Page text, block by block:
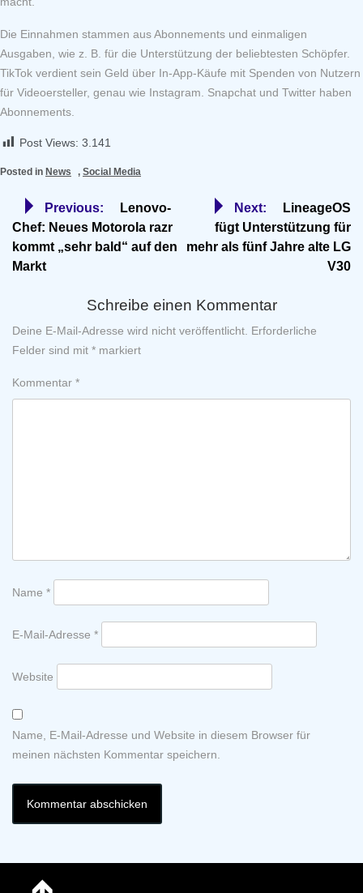
Die Einnahmen stammen aus Abonnements und einmaligen
Ausgaben, wie z. B. für die Unterstützung der beliebtesten Schöpfer.
TikTok verdient sein Geld über In-App-Käufe mit Spenden von Nutzern
für Videoersteller, genau wie Instagram. Snapchat und Twitter haben
Abonnements.
Post Views: 3.141
Posted in News , Social Media
Beitragsnavigation
Previous:
Lenovo-
Chef: Neues Motorola razr
kommt „sehr bald“ auf den
Markt
Next:
LineageOS
fügt Unterstützung für
mehr als fünf Jahre alte LG
V30
Schreibe einen Kommentar
Deine E-Mail-Adresse wird nicht veröffentlicht. Erforderliche
Felder sind mit * markiert
Kommentar *
Name *
E-Mail-Adresse *
Website
Name, E-Mail-Adresse und Website in diesem Browser für
meinen nächsten Kommentar speichern.